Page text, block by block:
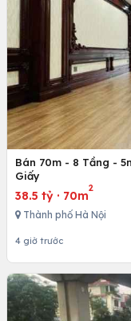
Bán 70m - 8 Tầng -
Giấy
38.5 tỷ · 70m
2
Thành phố Hà Nội
4 giờ trước